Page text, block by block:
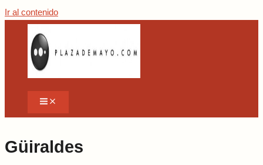
Ir al contenido
Güiraldes